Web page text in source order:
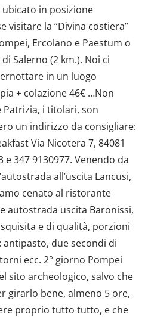
ubicato in posizione
visitare la “Divina costiera”
Ercolano e Paestum o
Salerno (2 km.). Noi ci
in un luogo
+ colazione 46€ …Non
i titolari, son
un indirizzo da consigliare:
Via Nicotera 7, 84081
e 347 9130977. Venendo da
all’uscita Lancusi,
cenato al ristorante
autostrada uscita Baronissi,
e di qualità, porzioni
due secondi di
ecc. 2° giorno Pompei
sito archeologico, salvo che
girarlo bene, almeno 5 ore,
proprio tutto tutto, e che